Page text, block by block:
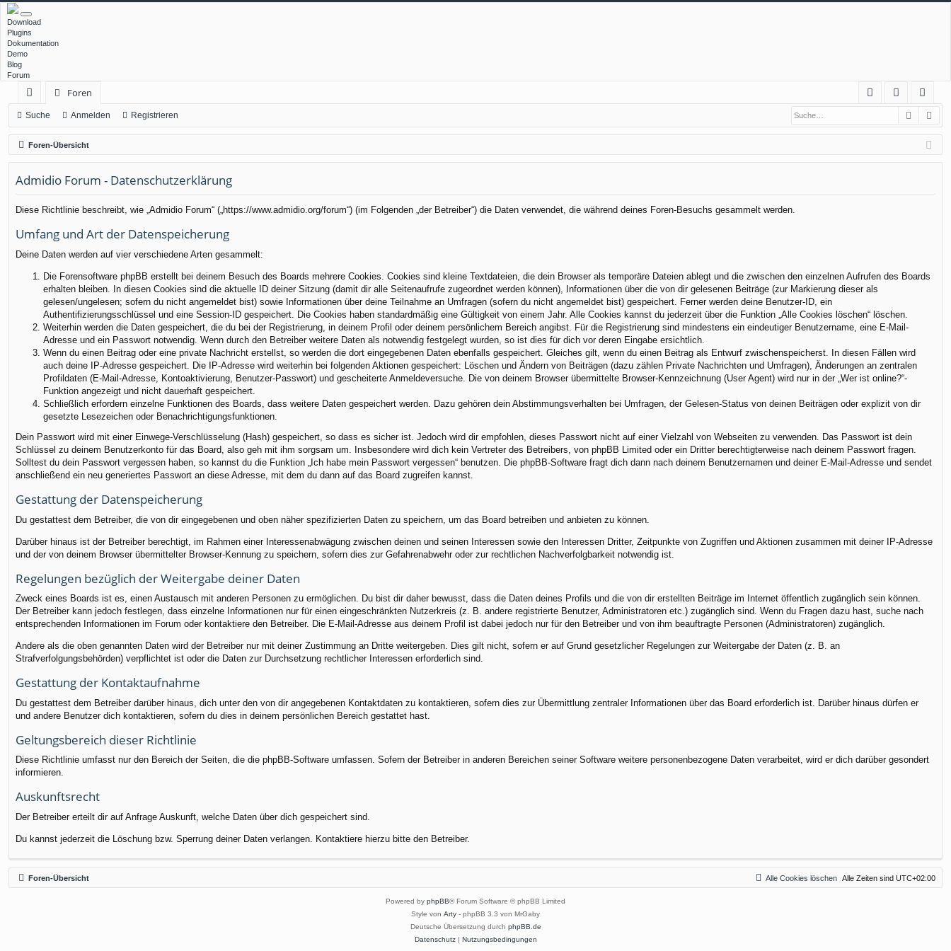
Download
Plugins
Dokumentation
Demo
Blog
Forum
ch
ne
llz
ug
Foren
Q
m
el
eg
ist
rie
Suche Anmelden Registrieren Suche
Foren-Übersicht
Admidio Forum - Datenschutzerklärung
Diese Richtlinie beschreibt, wie „Admidio Forum“ („https://www.admidio.org/forum“) (im Folgenden „der Betreiber“) die Daten verwendet, die während deines Foren-Besuchs gesammelt werden.
Umfang und Art der Datenspeicherung
Deine Daten werden auf vier verschiedene Arten gesammelt:
Die Forensoftware phpBB erstellt bei deinem Besuch des Boards mehrere Cookies. Cookies sind kleine Textdateien, die dein Browser als temporäre Dateien ablegt und die zwischen den einzelnen Aufrufen des Boards
erhalten bleiben. In diesen Cookies sind die aktuelle ID deiner Sitzung (damit dir alle Seitenaufrufe zugeordnet werden können), Informationen über die von dir gelesenen Beiträge (zur Markierung dieser als
gelesen/ungelesen; sofern du nicht angemeldet bist) sowie Informationen über deine Teilnahme an Umfragen (sofern du nicht angemeldet bist) gespeichert. Ferner werden deine Benutzer-ID, ein
Authentifizierungsschlüssel und eine Session-ID gespeichert. Die Cookies haben standardmäßig eine Gültigkeit von einem Jahr. Alle Cookies kannst du jederzeit über die Funktion „Alle Cookies löschen“ löschen.
Weiterhin werden die Daten gespeichert, die du bei der Registrierung, in deinem Profil oder deinem persönlichem Bereich angibst. Für die Registrierung sind mindestens ein eindeutiger Benutzername, eine E-Mail-
Adresse und ein Passwort notwendig. Wenn durch den Betreiber weitere Daten als notwendig festgelegt wurden, so ist dies für dich vor deren Eingabe ersichtlich.
Wenn du einen Beitrag oder eine private Nachricht erstellst, so werden die dort eingegebenen Daten ebenfalls gespeichert. Gleiches gilt, wenn du einen Beitrag als Entwurf zwischenspeicherst. In diesen Fällen wird
auch deine IP-Adresse gespeichert. Die IP-Adresse wird weiterhin bei folgenden Aktionen gespeichert: Löschen und Ändern von Beiträgen (dazu zählen Private Nachrichten und Umfragen), Änderungen an zentralen
Profildaten (E-Mail-Adresse, Kontoaktivierung, Benutzer-Passwort) und gescheiterte Anmeldeversuche. Die von deinem Browser übermittelte Browser-Kennzeichnung (User Agent) wird nur in der „Wer ist online?“-
Funktion angezeigt und nicht dauerhaft gespeichert.
Schließlich erfordern einzelne Funktionen des Boards, dass weitere Daten gespeichert werden. Dazu gehören dein Abstimmungsverhalten bei Umfragen, der Gelesen-Status von deinen Beiträgen oder explizit von dir
gesetzte Lesezeichen oder Benachrichtigungsfunktionen.
Dein Passwort wird mit einer Einwege-Verschlüsselung (Hash) gespeichert, so dass es sicher ist. Jedoch wird dir empfohlen, dieses Passwort nicht auf einer Vielzahl von Webseiten zu verwenden. Das Passwort ist dein
Schlüssel zu deinem Benutzerkonto für das Board, also geh mit ihm sorgsam um. Insbesondere wird dich kein Vertreter des Betreibers, von phpBB Limited oder ein Dritter berechtigterweise nach deinem Passwort fragen.
Solltest du dein Passwort vergessen haben, so kannst du die Funktion „Ich habe mein Passwort vergessen“ benutzen. Die phpBB-Software fragt dich dann nach deinem Benutzernamen und deiner E-Mail-Adresse und sendet
anschließend ein neu generiertes Passwort an diese Adresse, mit dem du dann auf das Board zugreifen kannst.
Gestattung der Datenspeicherung
Du gestattest dem Betreiber, die von dir eingegebenen und oben näher spezifizierten Daten zu speichern, um das Board betreiben und anbieten zu können.
Darüber hinaus ist der Betreiber berechtigt, im Rahmen einer Interessenabwägung zwischen deinen und seinen Interessen sowie den Interessen Dritter, Zeitpunkte von Zugriffen und Aktionen zusammen mit deiner IP-Adresse
und der von deinem Browser übermittelter Browser-Kennung zu speichern, sofern dies zur Gefahrenabwehr oder zur rechtlichen Nachverfolgbarkeit notwendig ist.
Regelungen bezüglich der Weitergabe deiner Daten
Zweck eines Boards ist es, einen Austausch mit anderen Personen zu ermöglichen. Du bist dir daher bewusst, dass die Daten deines Profils und die von dir erstellten Beiträge im Internet öffentlich zugänglich sein können.
Der Betreiber kann jedoch festlegen, dass einzelne Informationen nur für einen eingeschränkten Nutzerkreis (z. B. andere registrierte Benutzer, Administratoren etc.) zugänglich sind. Wenn du Fragen dazu hast, suche nach
entsprechenden Informationen im Forum oder kontaktiere den Betreiber. Die E-Mail-Adresse aus deinem Profil ist dabei jedoch nur für den Betreiber und von ihm beauftragte Personen (Administratoren) zugänglich.
Andere als die oben genannten Daten wird der Betreiber nur mit deiner Zustimmung an Dritte weitergeben. Dies gilt nicht, sofern er auf Grund gesetzlicher Regelungen zur Weitergabe der Daten (z. B. an
Strafverfolgungsbehörden) verpflichtet ist oder die Daten zur Durchsetzung rechtlicher Interessen erforderlich sind.
Gestattung der Kontaktaufnahme
Du gestattest dem Betreiber darüber hinaus, dich unter den von dir angegebenen Kontaktdaten zu kontaktieren, sofern dies zur Übermittlung zentraler Informationen über das Board erforderlich ist. Darüber hinaus dürfen er
und andere Benutzer dich kontaktieren, sofern du dies in deinem persönlichen Bereich gestattet hast.
Geltungsbereich dieser Richtlinie
Diese Richtlinie umfasst nur den Bereich der Seiten, die die phpBB-Software umfassen. Sofern der Betreiber in anderen Bereichen seiner Software weitere personenbezogene Daten verarbeitet, wird er dich darüber gesondert
informieren.
Auskunftsrecht
Der Betreiber erteilt dir auf Anfrage Auskunft, welche Daten über dich gespeichert sind.
Du kannst jederzeit die Löschung bzw. Sperrung deiner Daten verlangen. Kontaktiere hierzu bitte den Betreiber.
Foren-Übersicht Alle Zeiten sind UTC+02:00
Alle Cookies löschen
Powered by phpBB® Forum Software © phpBB Limited
Style von Arty - phpBB 3.3 von MrGaby
Deutsche Übersetzung durch phpBB.de
Datenschutz| Nutzungsbedingungen